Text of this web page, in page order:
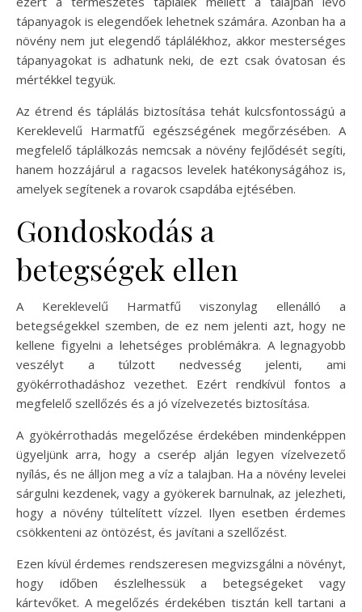
tápanyagok is elegendőek lehetnek számára. Azonban ha a
növény nem jut elegendő táplálékhoz, akkor mesterséges
tápanyagokat is adhatunk neki, de ezt csak óvatosan és
mértékkel tegyük.
Az étrend és táplálás biztosítása tehát kulcsfontosságú a
Kereklevelű Harmatfű egészségének megőrzésében. A
megfelelő táplálkozás nemcsak a növény fejlődését segíti,
hanem hozzájárul a ragacsos levelek hatékonyságához is,
amelyek segítenek a rovarok csapdába ejtésében.
Gondoskodás a
betegségek ellen
A Kereklevelű Harmatfű viszonylag ellenálló a
betegségekkel szemben, de ez nem jelenti azt, hogy ne
kellene figyelni a lehetséges problémákra. A legnagyobb
veszélyt a túlzott nedvesség jelenti, ami
gyökérrothadáshoz vezethet. Ezért rendkívül fontos a
megfelelő szellőzés és a jó vízelvezetés biztosítása.
A gyökérrothadás megelőzése érdekében mindenképpen
ügyeljünk arra, hogy a cserép alján legyen vízelvezető
nyílás, és ne álljon meg a víz a talajban. Ha a növény levelei
sárgulni kezdenek, vagy a gyökerek barnulnak, az jelezheti,
hogy a növény túltelített vízzel. Ilyen esetben érdemes
csökkenteni az öntözést, és javítani a szellőzést.
Ezen kívül érdemes rendszeresen megvizsgálni a növényt,
hogy időben észlelhessük a betegségeket vagy
kártevőket. A megelőzés érdekében tisztán kell tartani a